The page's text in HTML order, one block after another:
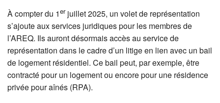
À compter du 1erjuillet 2025, un volet de représentation
s’ajoute aux services juridiques pour les membres de
l’AREQ. Ils auront désormais accès au service de
représentation dans le cadre d’un litige en lien avec un bail
de logement résidentiel. Ce bail peut, par exemple, être
contracté pour un logement ou encore pour une résidence
privée pour aînés (RPA).